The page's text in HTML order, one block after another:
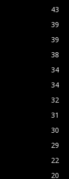
43
39
39
38
34
34
32
31
30
29
22
20